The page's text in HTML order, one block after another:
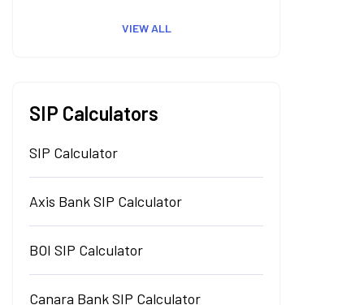
VIEW ALL
SIP Calculators
SIP Calculator
Axis Bank SIP Calculator
BOI SIP Calculator
Canara Bank SIP Calculator